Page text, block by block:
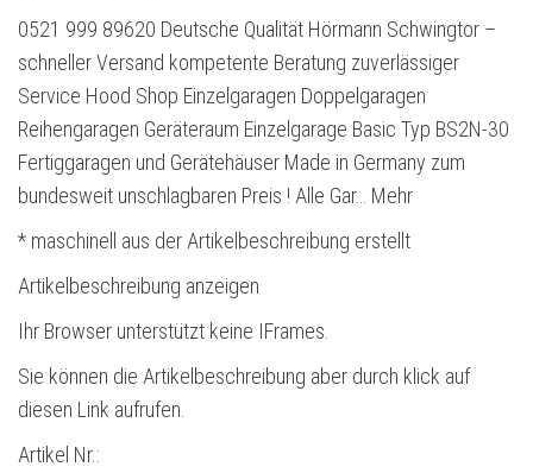
0521 999 89620 Deutsche Qualität Hörmann Schwingtor –
schneller Versand kompetente Beratung zuverlässiger
Service Hood Shop Einzelgaragen Doppelgaragen
Reihengaragen Geräteraum Einzelgarage Basic Typ BS2N-30
Fertiggaragen und Gerätehäuser Made in Germany zum
bundesweit unschlagbaren Preis ! Alle Gar… Mehr
* maschinell aus der Artikelbeschreibung erstellt
Artikelbeschreibung anzeigen
Ihr Browser unterstützt keine IFrames.
Sie können die Artikelbeschreibung aber durch klick auf
diesen Link aufrufen.
Artikel Nr.: